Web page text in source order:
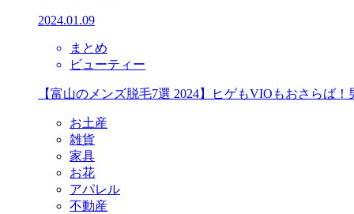
2024.01.09
まとめ
ビューティー
【富山のメンズ脱毛7選 2024】ヒゲもVIOもおさらば
お土産
雑貨
家具
お花
アパレル
不動産